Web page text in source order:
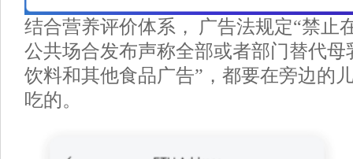
结合营养评价体系， 广告法规定“禁止
公共场合发布声称全部或者部门替代母
饮料和其他食品广告”，都要在旁边的
吃的。